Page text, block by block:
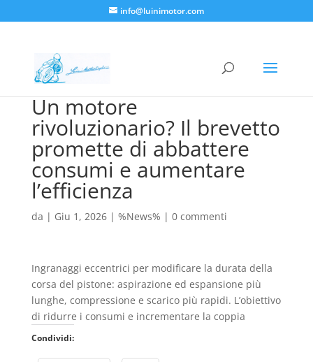
info@luinimotor.com
Un motore
rivoluzionario? Il brevetto
promette di abbattere
consumi e aumentare
l’efficienza
da | Giu 1, 2026| %News% | 0 commenti
Ingranaggi eccentrici per modificare la durata della
corsa del pistone: aspirazione ed espansione più
lunghe, compressione e scarico più rapidi. L’obiettivo
di ridurre i consumi e incrementare la coppia
Condividi: